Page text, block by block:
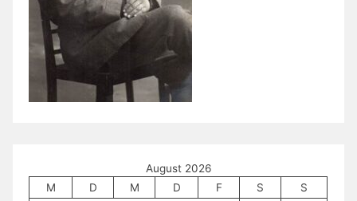
August 2026
M
D M D F S
S